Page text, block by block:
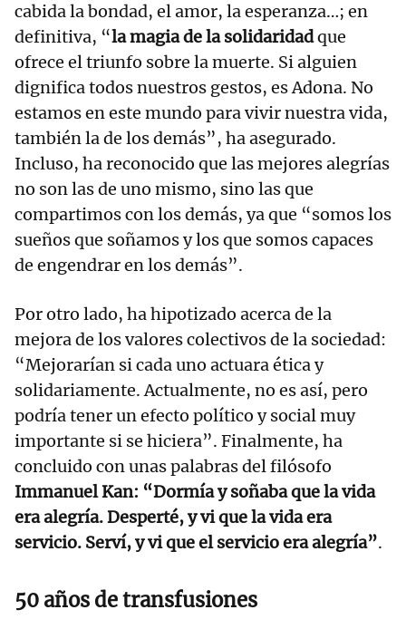
cabida la bondad, el amor, la esperanza…; en
definitiva, “la magia de la solidaridadque
ofrece el triunfo sobre la muerte. Si alguien
dignifica todos nuestros gestos, es Adona. No
estamos en este mundo para vivir nuestra vida,
también la de los demás”, ha asegurado.
Incluso, ha reconocido que las mejores alegrías
no son las de uno mismo, sino las que
compartimos con los demás, ya que “somos los
sueños que soñamos y los que somos capaces
de engendrar en los demás”.
Por otro lado, ha hipotizado acerca de la
mejora de los valores colectivos de la sociedad:
“Mejorarían si cada uno actuara ética y
solidariamente. Actualmente, no es así, pero
podría tener un efecto político y social muy
importante si se hiciera”. Finalmente, ha
concluido con unas palabras del filósofo
Immanuel Kan: “Dormía y soñaba que la vida
era alegría. Desperté, y vi que la vida era
servicio. Serví, y vi que el servicio era alegría”.
50 años de transfusiones